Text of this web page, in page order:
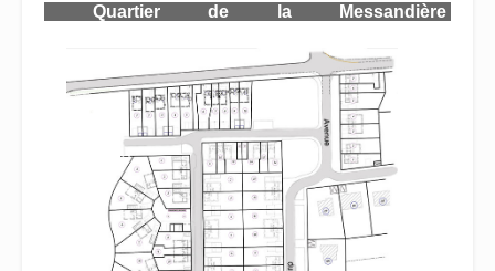
Quartier de la Messandière